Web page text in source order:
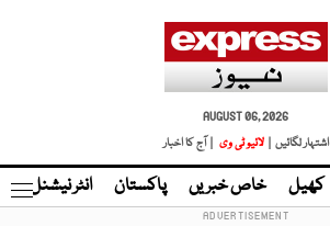
AUGUST 06, 2026
اشتہار لگائیں |
لائیو ٹی وی | آج کا اخبار
کھیل خاص خبریں پاکستان انٹر نیشنل